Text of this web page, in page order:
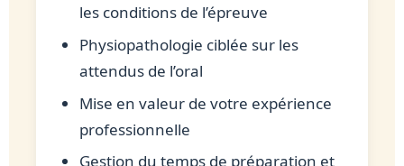
les conditions de l’épreuve
Physiopathologie ciblée sur les
attendus de l’oral
Mise en valeur de votre expérience
professionnelle
Gestion du temps de préparation et